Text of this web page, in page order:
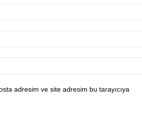
adresim ve site adresim bu tarayıcıya